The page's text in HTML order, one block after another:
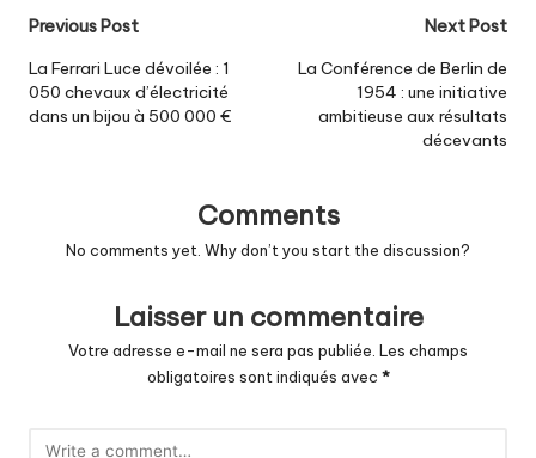
Post
navigation
Previous Post
La Ferrari Luce dévoilée : 1
050 chevaux d’électricité
dans un bijou à 500 000 €
Next Post
La Conférence de Berlin de
1954 : une initiative
ambitieuse aux résultats
décevants
Comments
No comments yet. Why don’t you start the discussion?
Laisser un commentaire
Votre adresse e-mail ne sera pas publiée. Les champs
obligatoires sont indiqués avec *